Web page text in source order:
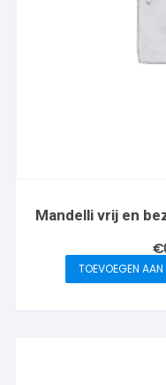
Mandelli vrij en
€
TOEVOEGEN